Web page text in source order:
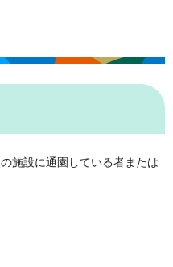
施設に通園している者または